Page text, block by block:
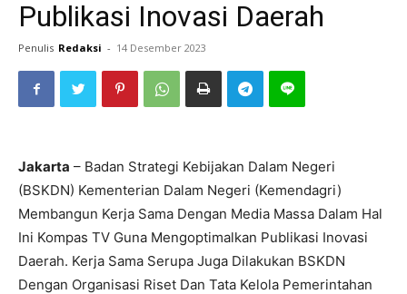
Publikasi Inovasi Daerah
Penulis Redaksi - 14 Desember 2023
Jakarta – Badan Strategi Kebijakan Dalam Negeri
(BSKDN) Kementerian Dalam Negeri (Kemendagri)
Membangun Kerja Sama Dengan Media Massa Dalam Hal
Ini Kompas TV Guna Mengoptimalkan Publikasi Inovasi
Daerah. Kerja Sama Serupa Juga Dilakukan BSKDN
Dengan Organisasi Riset Dan Tata Kelola Pemerintahan